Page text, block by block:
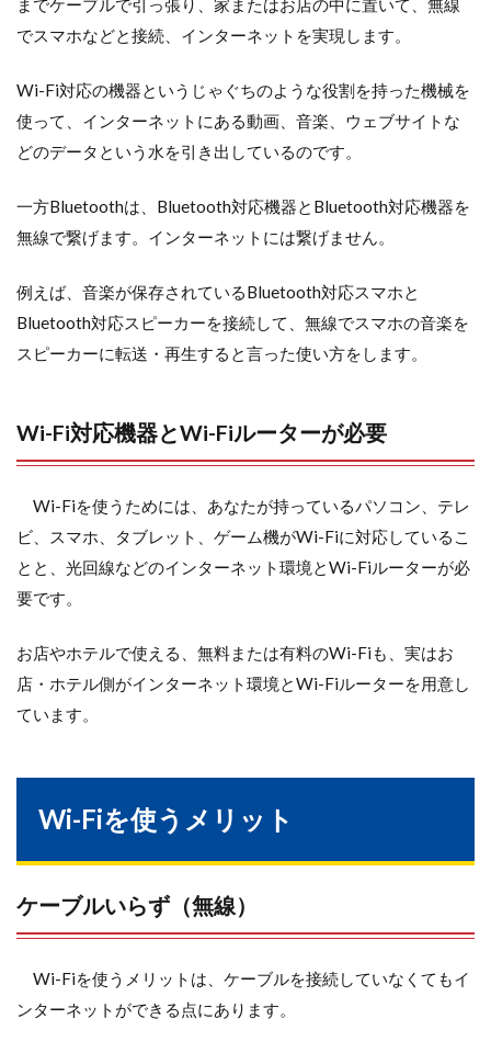
までケーブルで引っ張り、家またはお店の中に置いて、無線
でスマホなどと接続、インターネットを実現します。
Wi-Fi対応の機器というじゃぐちのような役割を持った機械を
使って、インターネットにある動画、音楽、ウェブサイトな
どのデータという水を引き出しているのです。
一方Bluetoothは、Bluetooth対応機器とBluetooth対応機器を
無線で繋げます。インターネットには繋げません。
例えば、音楽が保存されているBluetooth対応スマホと
Bluetooth対応スピーカーを接続して、無線でスマホの音楽を
スピーカーに転送・再生すると言った使い方をします。
Wi-Fi対応機器とWi-Fiルーターが必要
Wi-Fiを使うためには、あなたが持っているパソコン、テレ
ビ、スマホ、タブレット、ゲーム機がWi-Fiに対応しているこ
とと、光回線などのインターネット環境とWi-Fiルーターが必
要です。
お店やホテルで使える、無料または有料のWi-Fiも、実はお
店・ホテル側がインターネット環境とWi-Fiルーターを用意し
ています。
Wi-Fiを使うメリット
ケーブルいらず（無線）
Wi-Fiを使うメリットは、ケーブルを接続していなくてもイ
ンターネットができる点にあります。